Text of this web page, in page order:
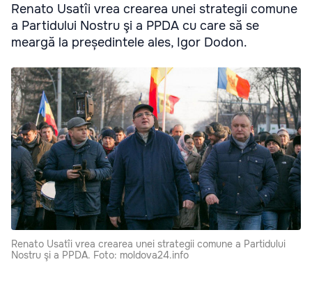
Renato Usatîi vrea crearea unei strategii comune
a Partidului Nostru şi a PPDA cu care să se
meargă la președintele ales, Igor Dodon.
Renato Usatîi vrea crearea unei strategii comune a Partidului
Nostru şi a PPDA. Foto: moldova24.info